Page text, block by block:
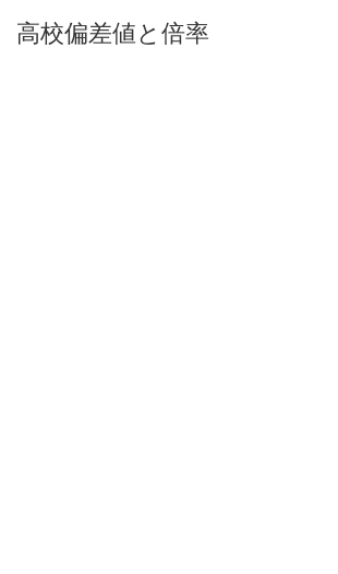
高校偏差値と倍率